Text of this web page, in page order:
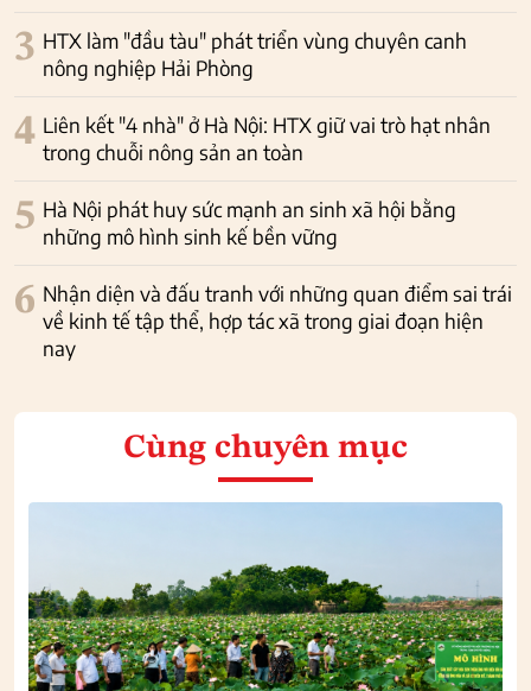
3 HTX làm "đầu tàu" phát triển vùng chuyên canh
nông nghiệp Hải Phòng
4 Liên kết "4 nhà" ở Hà Nội: HTX giữ vai trò hạt nhân
trong chuỗi nông sản an toàn
5 Hà Nội phát huy sức mạnh an sinh xã hội bằng
những mô hình sinh kế bền vững
6 Nhận diện và đấu tranh với những quan điểm sai trái
về kinh tế tập thể, hợp tác xã trong giai đoạn hiện
nay
Cùng chuyên mục